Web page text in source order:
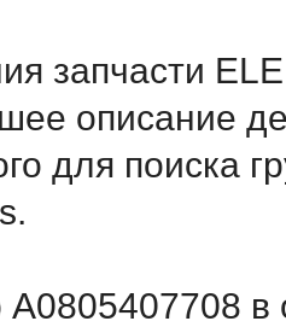
запчасти
описание
для поиска
в